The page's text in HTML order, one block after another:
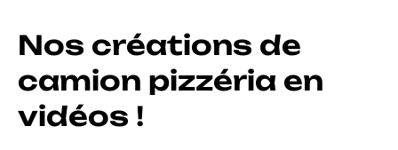
Nos créations de
camion pizzéria en
vidéos !